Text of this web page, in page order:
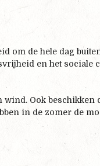
om de hele dag
en het sociale
wind. Ook beschikken
in de zomer de